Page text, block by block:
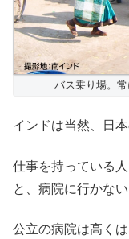
バス乗り場。
インドは当然、日
仕事を持っている
と、病院に行かな
公立の病院は高く